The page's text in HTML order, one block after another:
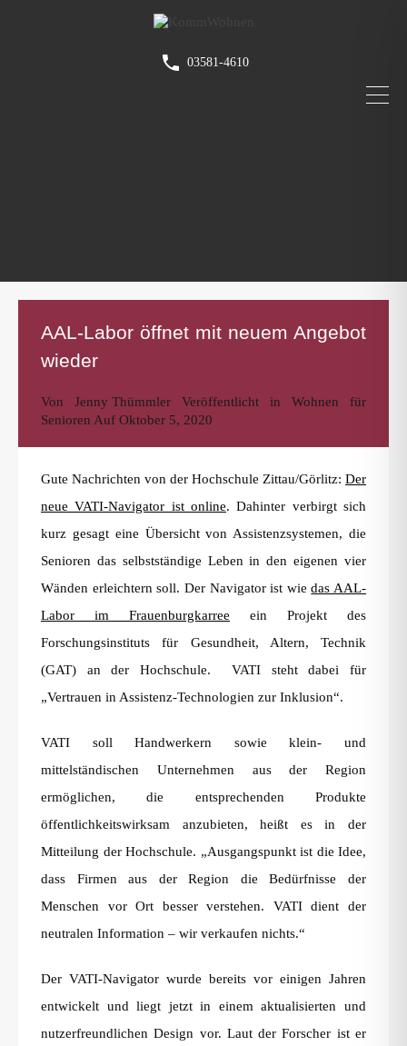
03581-4610
AAL-Labor öffnet mit neuem Angebot
wieder
Von Jenny Thümmler Veröffentlicht in Wohnen für
Senioren Auf Oktober 5, 2020
Gute Nachrichten von der Hochschule Zittau/Görlitz: Der
neue VATI-Navigator ist online. Dahinter verbirgt sich
kurz gesagt eine Übersicht von Assistenzsystemen, die
Senioren das selbstständige Leben in den eigenen vier
Wänden erleichtern soll. Der Navigator ist wiedas AAL-
Labor im Frauenburgkarree ein Projekt des
Forschungsinstituts für Gesundheit, Altern, Technik
(GAT) an der Hochschule. VATI steht dabei für
„Vertrauen in Assistenz-Technologien zur Inklusion“.
VATI soll Handwerkern sowie klein- und
mittelständischen Unternehmen aus der Region
ermöglichen, die entsprechenden Produkte
öffentlichkeitswirksam anzubieten, heißt es in der
Mitteilung der Hochschule. „Ausgangspunkt ist die Idee,
dass Firmen aus der Region die Bedürfnisse der
Menschen vor Ort besser verstehen. VATI dient der
neutralen Information – wir verkaufen nichts.“
Der VATI-Navigator wurde bereits vor einigen Jahren
entwickelt und liegt jetzt in einem aktualisierten und
nutzerfreundlichen Design vor. Laut der Forscher ist er